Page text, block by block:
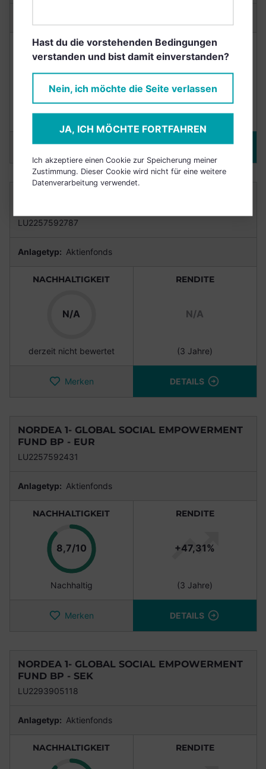
NACHHALTIGKEIT
derzeit nicht bewertet
RENDITE
(3 Jahre)
Merken DETAILS
LU2257592787
Anlagetyp: Aktienfonds
NACHHALTIGKEIT
N/A
derzeit nicht bewertet
RENDITE
N/A
(3 Jahre)
Merken DETAILS
NORDEA 1- GLOBAL SOCIAL EMPOWERMENT
FUND BP - EUR
LU2257592431
Anlagetyp: Aktienfonds
NACHHALTIGKEIT
8,7/10Punkte
Nachhaltig
RENDITE
+47,31%
(3 Jahre)
Merken DETAILS
NORDEA 1- GLOBAL SOCIAL EMPOWERMENT
FUND BP - SEK
LU2293905118
Anlagetyp: Aktienfonds
NACHHALTIGKEIT RENDITE
Hast du die vorstehenden Bedingungen
verstanden und bist damit einverstanden?
Nein, ich möchte die Seite verlassen
JA, ICH MÖCHTE FORTFAHREN
Ich akzeptiere einen Cookie zur Speicherung meiner
Zustimmung. Dieser Cookie wird nicht für eine weitere
Datenverarbeitung verwendet.